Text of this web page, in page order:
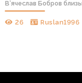
В’ячеслав Бобров
26 Ruslan1996